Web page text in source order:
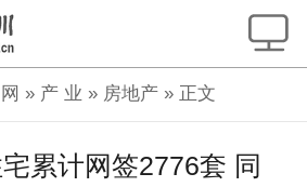
» 产 业 » 房地产 » 正文
累计网签2776套 同